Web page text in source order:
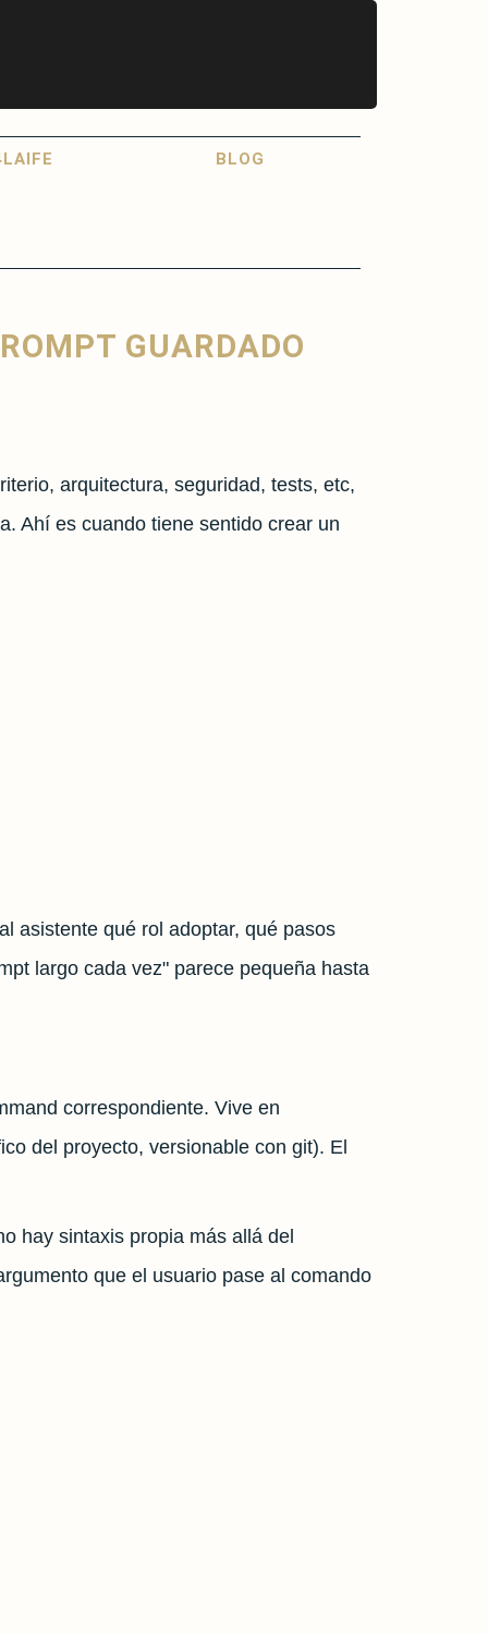
BLOG
GUARDADO
arquitectura, seguridad, tests, etc,
Ahí es cuando tiene sentido crear un
asistente qué rol adoptar, qué pasos
largo cada vez" parece pequeña hasta
correspondiente. Vive en
del proyecto, versionable con git). El
hay sintaxis propia más allá del
que el usuario pase al comando